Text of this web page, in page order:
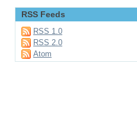
RSS Feeds
RSS 1.0
RSS 2.0
Atom